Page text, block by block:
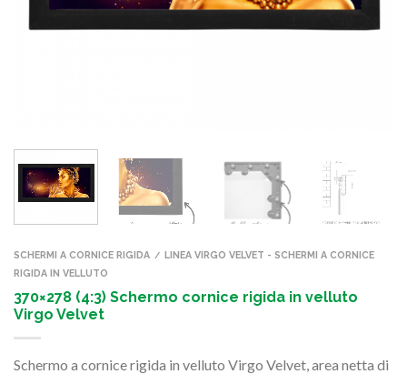
SCHERMI A CORNICE RIGIDA /
LINEA VIRGO VELVET - SCHERMI A CORNICE
RIGIDA IN VELLUTO
370×278 (4:3) Schermo cornice rigida in velluto
Virgo Velvet
Schermo a cornice rigida in velluto Virgo Velvet, area netta di